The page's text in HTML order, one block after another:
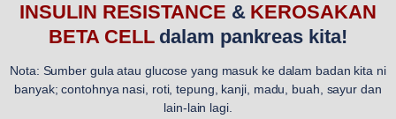
INSULIN RESISTANCE & KEROSAKAN
BETA CELLdalam pankreas kita!
Nota: Sumber gula atau glucose yang masuk ke dalam badan kita ni
banyak; contohnya nasi, roti, tepung, kanji, madu, buah, sayur dan
lain-lain lagi.